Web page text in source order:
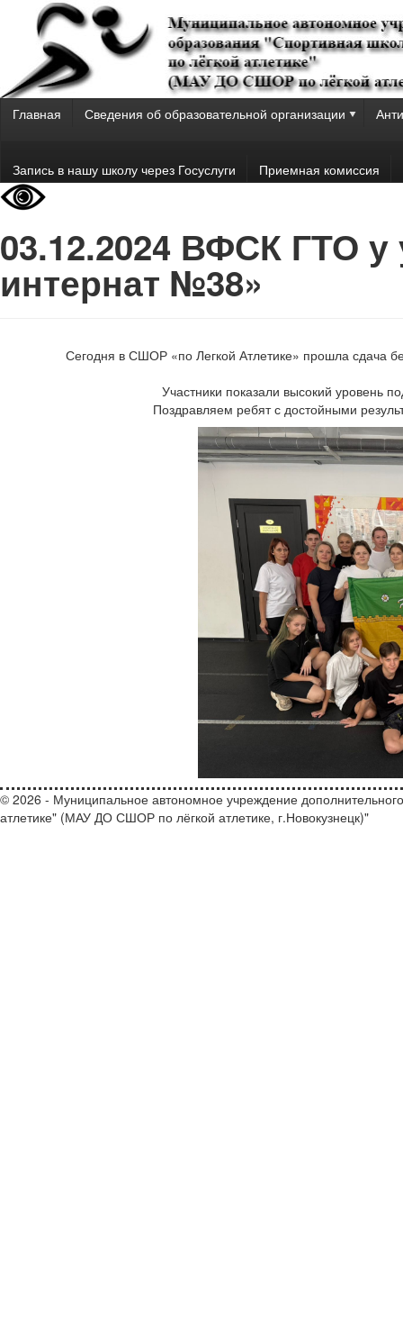
Главная Сведения об образовательной организации
Запись в нашу школу через Госуслуги Приемная комиссия
03.12.2024 ВФСК ГТО
интернат №38»
Сегодня в СШОР «по Легкой Атлетике» прошла сдача
Участники показали высокий уровень
Поздравляем ребят с достойными
© 2026 - Муниципальное автономное учреждение
атлетике" (МАУ ДО СШОР по лёгкой атлетике, г.Новокузнецк)"